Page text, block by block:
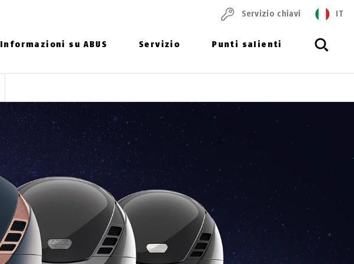
Informazioni su ABUS Servizio Punti salienti
Servizio chiavi IT